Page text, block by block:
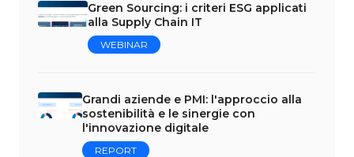
Green Sourcing: i criteri ESG applicati
alla Supply Chain IT
WEBINAR
Grandi aziende e PMI: l'approccio alla
sostenibilità e le sinergie con
l'innovazione digitale
REPORT